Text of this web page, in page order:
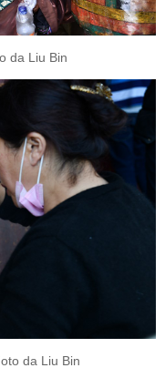
da Liu Bin
da Liu Bin